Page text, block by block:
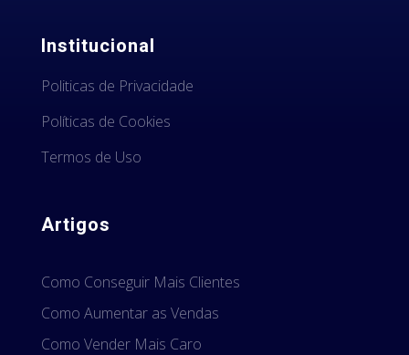
Institucional
Politicas de Privacidade
Políticas de Cookies
Termos de Uso
Artigos
Como Conseguir Mais Clientes
Como Aumentar as Vendas
Como Vender Mais Caro